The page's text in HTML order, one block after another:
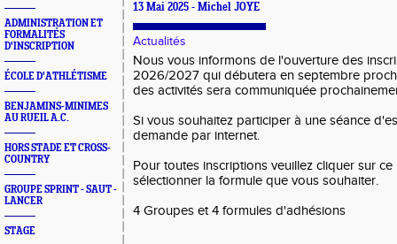
ADMINISTRATION ET
FORMALITÉS
D'INSCRIPTION
ÉCOLE D'ATHLÉTISME
BENJAMINS-MINIMES
AU RUEIL A.C.
HORS STADE ET CROSS-
COUNTRY
GROUPE SPRINT - SAUT -
LANCER
STAGE
13 Mai 2025 - Michel JOYE
Actualités
Nous vous informons de l'ouverture des
2026/2027 qui débutera en septembre
des activités sera communiquée
Si vous souhaitez participer à une séance
demande par internet.
Pour toutes inscriptions veuillez cliquer sur
sélectionner la formule que vous souhaiter.
4 Groupes et 4 formules d'adhésions